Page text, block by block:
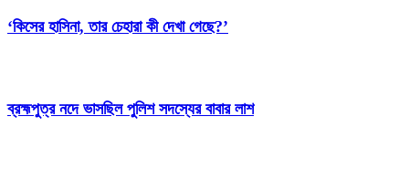
‘কিসের হাসিনা, তার চেহারা কী দেখা গেছে?’
ব্রহ্মপুত্র নদে ভাসছিল পুলিশ সদস্যের বাবার লাশ